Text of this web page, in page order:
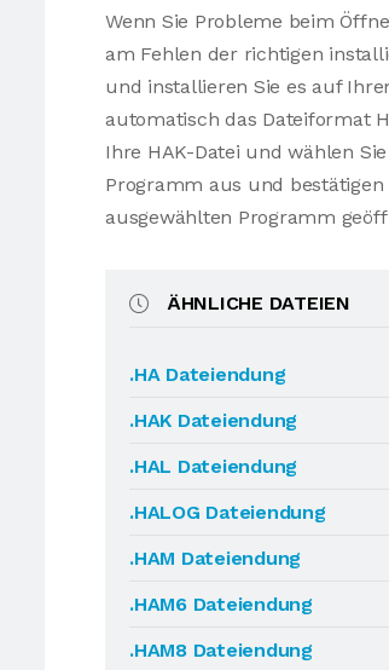
Wenn Sie Probleme beim
am Fehlen der richtigen
und installieren Sie es auf
automatisch das Dateiformat
Ihre HAK-Datei und wählen
Programm aus und
ausgewählten Programm
ÄHNLICHE DATEIEN
.HA Dateiendung
.HAK Dateiendung
.HAL Dateiendung
.HALOG Dateiendung
.HAM Dateiendung
.HAM6 Dateiendung
.HAM8 Dateiendung